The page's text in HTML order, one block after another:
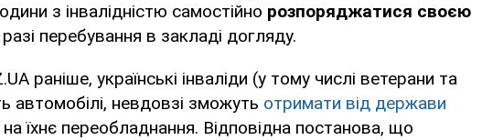
з інвалідністю самостійно розпоряджатися своєю
разі перебування в закладі догляду.
раніше, українські інваліди (у тому числі ветерани та
автомобілі, невдовзі зможуть отримати від держави
їхнє переобладнання. Відповідна постанова, що